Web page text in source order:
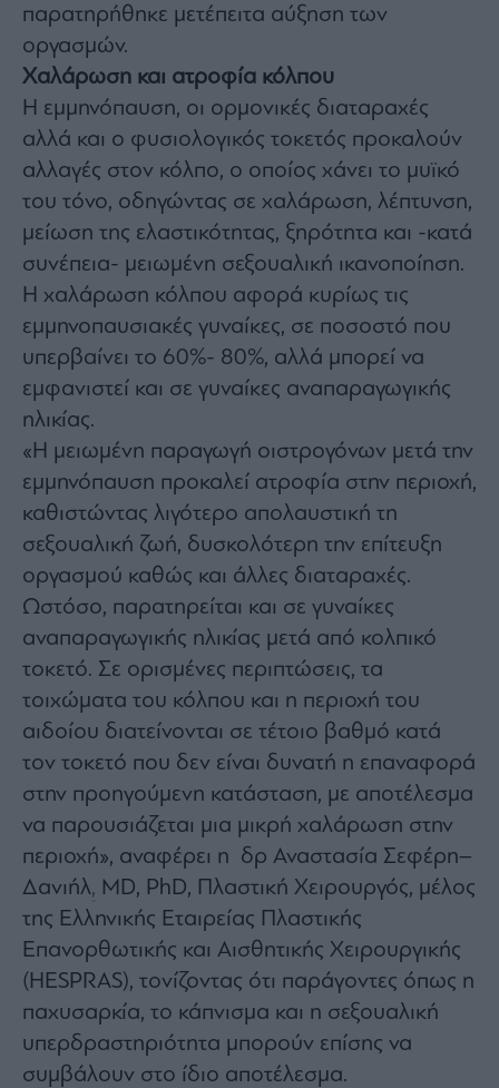
Αγορές
Trader's
book
Buy-
Hold-
Sell
The
Value
Investor
Χρηματιστηριακές
Ανακοινώσεις
Creative
Content
Branded
Content
Reports
Branded
Content
Monocle
Media
Lab
Mononews100
Εγγραφείτε
στο
Newsletter
του
mononews.gr
submitting
email,
παρατηρήθηκε μετέπειτα αύξηση των
οργασμών.
Χαλάρωση και ατροφία κόλπου
Η εμμηνόπαυση, οι ορμονικές διαταραχές
αλλά και ο φυσιολογικός τοκετός προκαλούν
αλλαγές στον κόλπο, ο οποίος χάνει το μυϊκό
του τόνο, οδηγώντας σε χαλάρωση, λέπτυνση,
μείωση της ελαστικότητας, ξηρότητα και -κατά
συνέπεια- μειωμένη σεξουαλική ικανοποίηση.
Η χαλάρωση κόλπου αφορά κυρίως τις
εμμηνοπαυσιακές γυναίκες, σε ποσοστό που
υπερβαίνει το 60%- 80%, αλλά μπορεί να
εμφανιστεί και σε γυναίκες αναπαραγωγικής
ηλικίας.
«Η μειωμένη παραγωγή οιστρογόνων μετά την
εμμηνόπαυση προκαλεί ατροφία στην περιοχή,
καθιστώντας λιγότερο απολαυστική τη
σεξουαλική ζωή, δυσκολότερη την επίτευξη
οργασμού καθώς και άλλες διαταραχές.
Ωστόσο, παρατηρείται και σε γυναίκες
αναπαραγωγικής ηλικίας μετά από κολπικό
τοκετό. Σε ορισμένες περιπτώσεις, τα
τοιχώματα του κόλπου και η περιοχή του
αιδοίου διατείνονται σε τέτοιο βαθμό κατά
τον τοκετό που δεν είναι δυνατή η επαναφορά
στην προηγούμενη κατάσταση, με αποτέλεσμα
να παρουσιάζεται μια μικρή χαλάρωση στην
περιοχή», αναφέρει η δρ Αναστασία Σεφέρη–
Δανιήλ, MD, PhD, Πλαστική Χειρουργός, μέλος
της Ελληνικής Εταιρείας Πλαστικής
Επανορθωτικής και Αισθητικής Χειρουργικής
(HESPRAS), τονίζοντας ότι παράγοντες όπως η
παχυσαρκία, το κάπνισμα και η σεξουαλική
υπερδραστηριότητα μπορούν επίσης να
συμβάλουν στο ίδιο αποτέλεσμα.